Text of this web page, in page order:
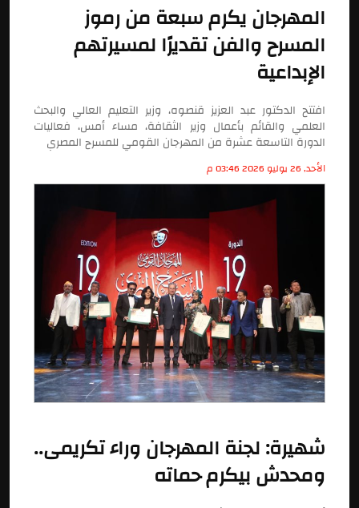
المهرجان يكرم سبعة من رموز
المسرح والفن تقديرًا لمسيرتهم
الإبداعية
افتتح الدكتور عبد العزيز قنصوه، وزير التعليم العالي والبحث
العلمي والقائم بأعمال وزير الثقافة، مساء أمس، فعاليات
الدورة التاسعة عشرة من المهرجان القومي للمسرح المصري
الأحد, 26 يوليو 2026 03:46 م
شهيرة: لجنة المهرجان وراء تكريمى..
ومحدش بيكرم حماته